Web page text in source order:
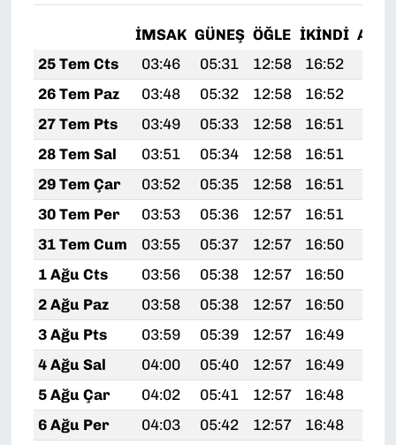
İMSAK GÜNEŞ ÖĞLE İKINDI
25 Tem Cts
03:46 05:31 12:58 16:52
26 Tem Paz
03:48 05:32 12:58 16:52
27 Tem Pts
03:49 05:33 12:58 16:51
28 Tem Sal
03:51 05:34 12:58 16:51
29 Tem Çar
03:52 05:35 12:58 16:51
30 Tem Per
03:53 05:36 12:57 16:51
31 Tem Cum
03:55 05:37 12:57 16:50
1 Ağu Cts
03:56 05:38 12:57 16:50
2 Ağu Paz
03:58 05:38 12:57 16:50
3 Ağu Pts
03:59 05:39 12:57 16:49
4 Ağu Sal
04:00 05:40 12:57 16:49
5 Ağu Çar
04:02 05:41 12:57 16:48
6 Ağu Per
04:03 05:42 12:57 16:48